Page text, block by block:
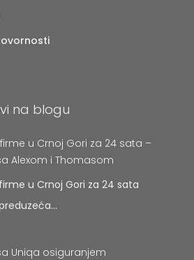
na blogu
u Crnoj Gori za 24 sata –
Alexom i Thomasom
u Crnoj Gori za 24 sata
Uniqa osiguranjem